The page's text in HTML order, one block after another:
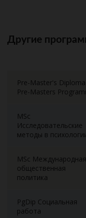
Другие
Pre-Master's Diploma
Pre-Masters
MSc
Исследовательские
методы в
MSc Международная
общественная
политика
PgDip Социальная
работа